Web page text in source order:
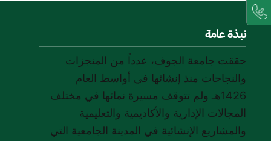
نبذة عامة
حققت جامعة الجوف، عدداً من المنجزات
والنجاحات منذ إنشائها في أواسط العام
1426هـ ولم تتوقف مسيرة نمائها في مختلف
المجالات الإدارية والأكاديمية والتعليمية
والمشاريع الإنشائية في المدينة الجامعية التي